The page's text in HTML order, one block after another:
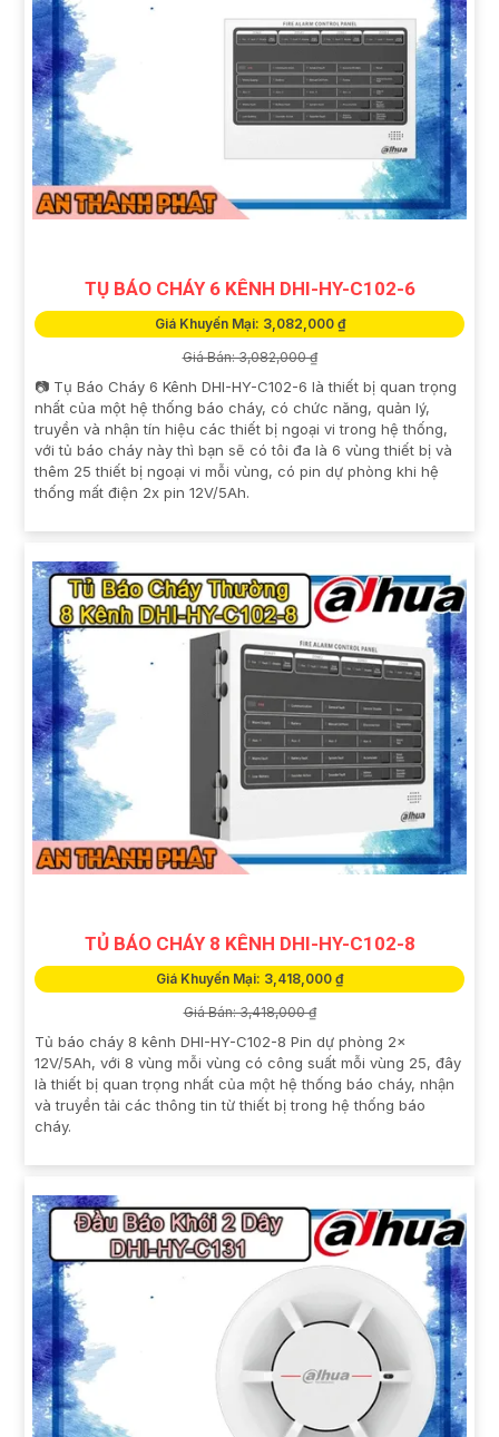
TỤ BÁO CHÁY 6 KÊNH DHI-HY-C102-6
Giá Khuyến Mại: 3,082,000 ₫
Giá Bán: 3,082,000 ₫
📷 Tụ Báo Cháy 6 Kênh DHI-HY-C102-6 là thiết bị quan trọng
nhất của một hệ thống báo cháy, có chức năng, quản lý,
truyền và nhận tín hiệu các thiết bị ngoại vi trong hệ thống,
với tủ báo cháy này thì bạn sẽ có tôi đa là 6 vùng thiết bị và
thêm 25 thiết bị ngoại vi mỗi vùng, có pin dự phòng khi hệ
thống mất điện 2x pin 12V/5Ah.
TỦ BÁO CHÁY 8 KÊNH DHI-HY-C102-8
Giá Khuyến Mại: 3,418,000 ₫
Giá Bán: 3,418,000 ₫
Tủ báo cháy 8 kênh DHI-HY-C102-8 Pin dự phòng 2x
12V/5Ah, với 8 vùng mỗi vùng có công suất mỗi vùng 25, đây
là thiết bị quan trọng nhất của một hệ thống báo cháy, nhận
và truyền tải các thông tin từ thiết bị trong hệ thống báo
cháy.